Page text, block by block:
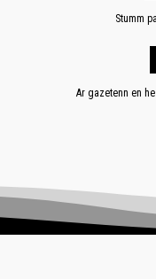
Stumm
Ar gazetenn en